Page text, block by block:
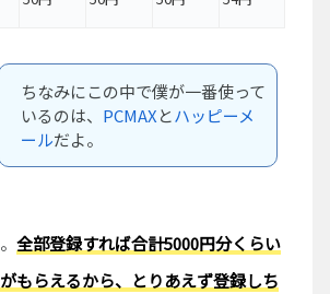
ちなみにこの中で僕が一番使って
いるのは、 PCMAXとハッピーメ
ールだよ。
全部登録すれば合計5000円分くらい
もらえるから、とりあえず登録しち